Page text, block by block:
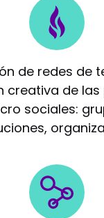
de redes de
creativa de las
sociales: